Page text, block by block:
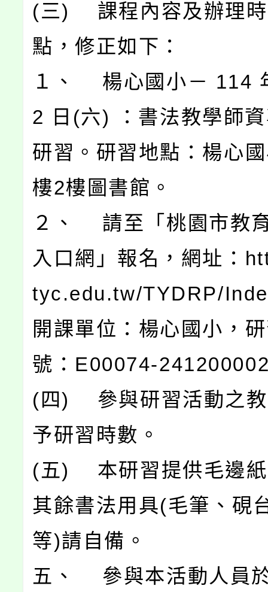
(三) 課程內容及辦理時
點，修正如下：
１、 楊心國小－ 114
2 日(六) ：書法教學師
研習。研習地點：楊心
樓2樓圖書館。
２、 請至「桃園市教
入口網」報名，網址：
tyc.edu.tw/TYDRP/
開課單位：楊心國小，
號：E00074-
(四) 參與研習活動之教
予研習時數。
(五) 本研習提供毛邊紙
其餘書法用具(毛筆、硯
等)請自備。
五、 參與本活動人員